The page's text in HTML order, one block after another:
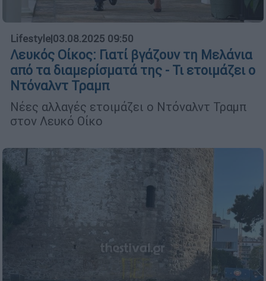
Lifestyle|03.08.2025 09:50
Λευκός Οίκος: Γιατί βγάζουν τη Μελάνια
από τα διαμερίσματά της - Τι ετοιμάζει ο
Ντόναλντ Τραμπ
Νέες αλλαγές ετοιμάζει ο Ντόναλντ Τραμπ
στον Λευκό Οίκο